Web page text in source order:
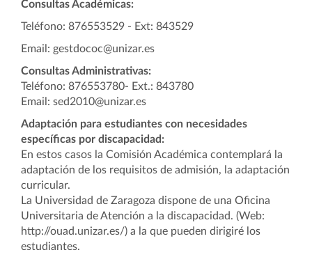
Consultas Académicas:
Teléfono: 876553529 - Ext: 843529
Email: gestdococ@unizar.es
Consultas Administrativas:
Teléfono: 876553780- Ext.: 843780
Email: sed2010@unizar.es
Adaptación para estudiantes con necesidades
específicas por discapacidad:
En estos casos la Comisión Académica contemplará la
adaptación de los requisitos de admisión, la adaptación
curricular.
La Universidad de Zaragoza dispone de una Oficina
Universitaria de Atención a la discapacidad. (Web:
http://ouad.unizar.es/) a la que pueden dirigiré los
estudiantes.